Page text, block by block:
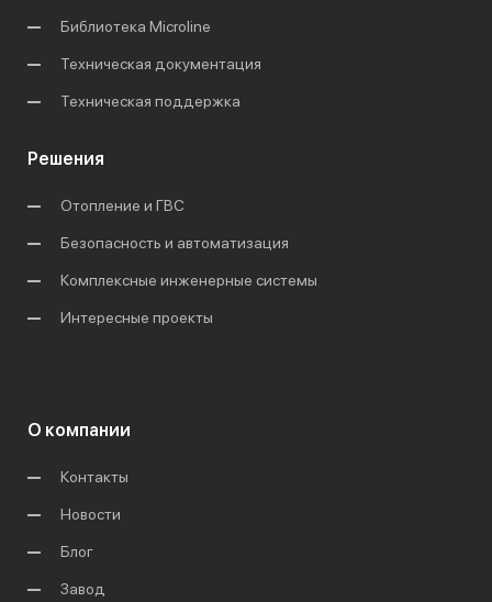
Библиотека Microline
Техническая документация
Техническая поддержка
Решения
Отопление и ГВС
Безопасность и автоматизация
Комплексные инженерные системы
Интересные проекты
О компании
Контакты
Новости
Блог
Завод